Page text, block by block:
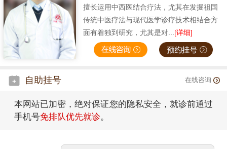
擅长运用中西医结合疗法，尤其在发掘祖国
传统中医疗法与现代医学诊疗技术相结合方
面有着独到研究，尤其是对...[详细]
自助挂号 在线咨询
本网站已加密，绝对保证您的隐私安全，就诊前通过
手机号免排队优先就诊。